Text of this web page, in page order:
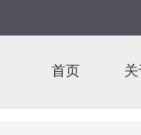
首页